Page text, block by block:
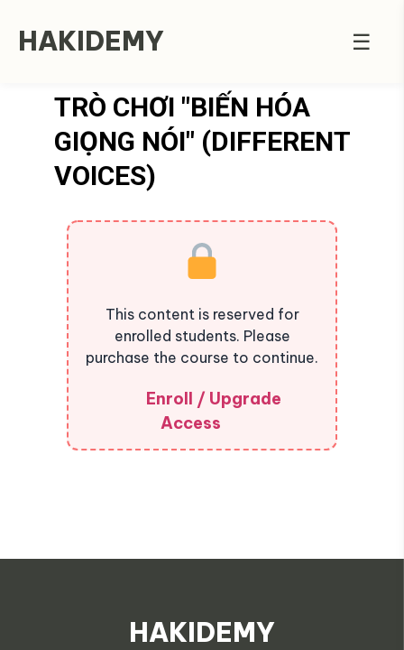
HAKIDEMY ☰
TRÒ CHƠI "BIẾN HÓA
GIỌNG NÓI" (DIFFERENT
VOICES)
This content is reserved for
enrolled students. Please
purchase the course to continue.
Enroll / Upgrade
Access
HAKIDEMY